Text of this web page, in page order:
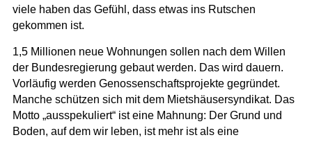
viele haben das Gefühl, dass etwas ins Rutschen
gekommen ist.
1,5 Millionen neue Wohnungen sollen nach dem Willen
der Bundesregierung gebaut werden. Das wird dauern.
Vorläufig werden Genossenschaftsprojekte gegründet.
Manche schützen sich mit dem Mietshäusersyndikat. Das
Motto „ausspekuliert“ ist eine Mahnung: Der Grund und
Boden, auf dem wir leben, ist mehr ist als eine